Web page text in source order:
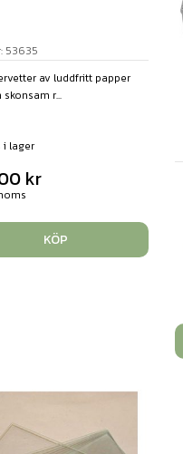
53635
av luddfritt papper
r...
i lager
kr
KÖP